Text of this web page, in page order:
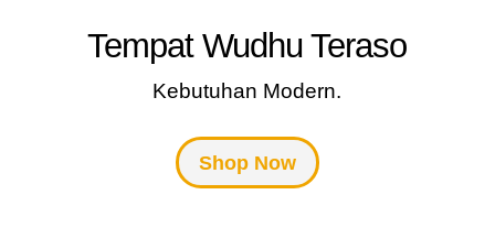
Tempat Wudhu Teraso
Kebutuhan Modern.
Shop Now